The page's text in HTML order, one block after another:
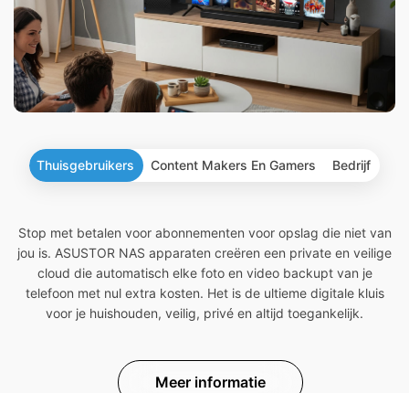
Thuisgebruikers Content Makers En Gamers Bedrijf
Stop met betalen voor abonnementen voor opslag die niet van
jou is. ASUSTOR NAS apparaten creëren een private en veilige
cloud die automatisch elke foto en video backupt van je
telefoon met nul extra kosten. Het is de ultieme digitale kluis
voor je huishouden, veilig, privé en altijd toegankelijk.
Meer informatie